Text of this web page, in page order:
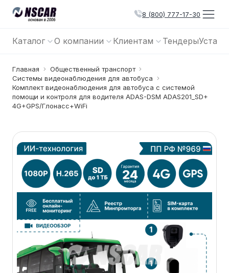
8 (800) 777-17-30
Каталог О компании Клиентам Тендеры
Главная
Общественный транспорт
Системы видеонаблюдения для автобуса
Комплект видеонаблюдения для автобуса с системой
помощи и контроля для водителя ADAS-DSM ADAS201_SD+
4G+GPS/Глонасс+WiFi